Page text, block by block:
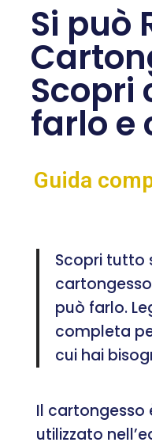
Si può
Scopri
farlo e
Guida
Scopri tutto
può farlo.
completa
cui hai
Il cartongesso
utilizzato